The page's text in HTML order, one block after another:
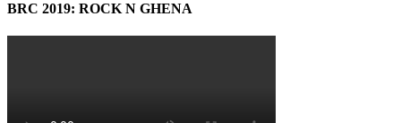
BRC 2019: ROCK N GHENA